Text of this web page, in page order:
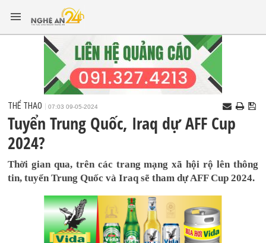
THỂ THAO 07:03 09-05-2024
Tuyển Trung Quốc, Iraq dự AFF Cup
2024?
Thời gian qua, trên các trang mạng xã hội rộ lên thông
tin, tuyển Trung Quốc và Iraq sẽ tham dự AFF Cup 2024.